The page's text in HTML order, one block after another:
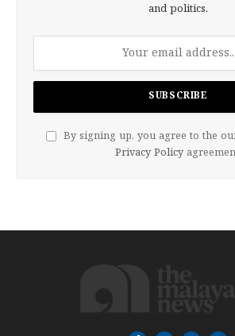
and politics.
By signing up, you agree to the
Privacy Policy